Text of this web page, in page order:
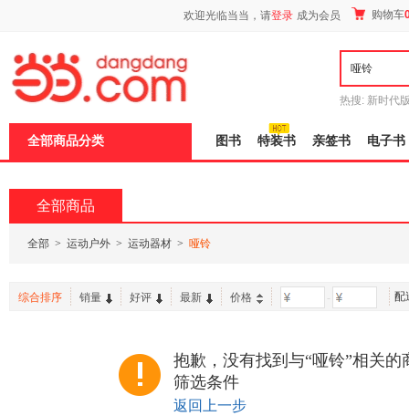
欢迎光临当当，请登录 成为会员 购物车
热搜: 新时代
全部商品分类 图书 特装书 亲签书 电子书
全部商品
全部 > 运动户外 > 运动器材 > 哑铃
综合排序 销量 好评 最新 价格 - 配
抱歉，没有找到与“哑铃”相关
筛选条件
返回上一步
页
加